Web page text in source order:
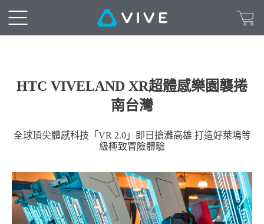
HTC VIVELAND XR超體感樂園襲捲
南台灣
全球頂尖體感科技「VR 2.0」即日搶灘高雄 打造好萊塢等
級極致冒險體驗